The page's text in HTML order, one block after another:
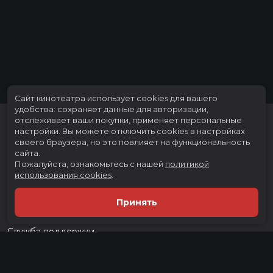
Расписание
Скоро в кино
Новости и акции
Служба поддержки
Сайт кинотеатра использует cookies для вашего
удобства: сохраняет данные для авторизации,
отслеживает ваши покупки, применяет персональные
настройки. Вы можете отключить cookies в настройках
своего браузера, но это повлияет на функциональность
сайта.
Пожалуйста, ознакомьтесь с нашей политикой
использования cookies
Принять